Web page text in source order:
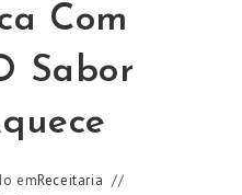
Com
Sabor
emReceitaria